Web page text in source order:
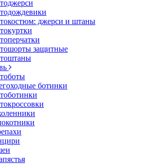
джерси и штаны
защитные
ботинки